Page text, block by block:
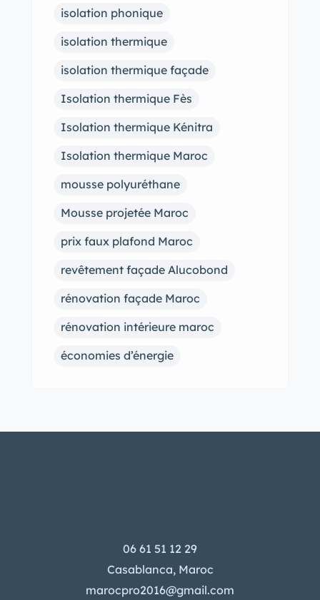
isolation phonique
isolation thermique
isolation thermique façade
Isolation thermique Fès
Isolation thermique Kénitra
Isolation thermique Maroc
mousse polyuréthane
Mousse projetée Maroc
prix faux plafond Maroc
revêtement façade Alucobond
rénovation façade Maroc
rénovation intérieure maroc
économies d’énergie
06 61 51 12 29
Casablanca, Maroc
marocpro2016@gmail.com